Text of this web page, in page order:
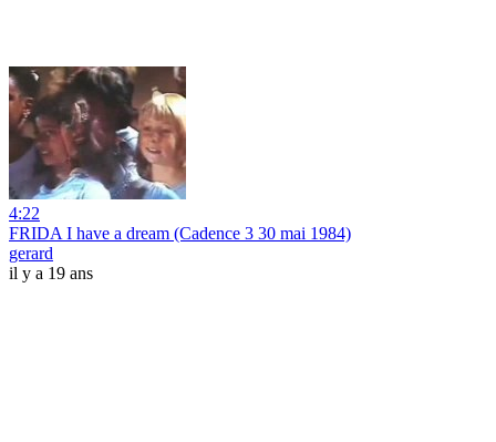
4:22
FRIDA I have a dream (Cadence 3 30 mai 1984)
gerard
il y a 19 ans